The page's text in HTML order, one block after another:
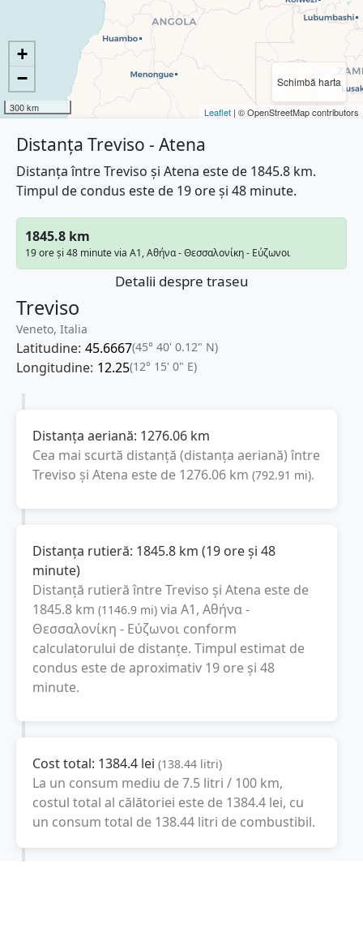
Schimbă harta
+
−
300 km Leaflet | © OpenStreetMap contributors
Distanța Treviso - Atena
Distanța între Treviso și Atena este de 1845.8 km.
Timpul de condus este de 19 ore și 48 minute.
1845.8 km
19 ore și 48 minute via A1, Αθήνα - Θεσσαλονίκη - Εύζωνοι
Detalii despre traseu
Treviso
Veneto, Italia
Latitudine: 45.6667(45° 40' 0.12" N)
Longitudine: 12.25(12° 15' 0" E)
Distanța aeriană: 1276.06 km
Cea mai scurtă distanță (distanța aeriană) între
Treviso și Atena este de 1276.06 km (792.91 mi).
Distanța rutieră: 1845.8 km (19 ore și 48
minute)
Distanță rutieră întreTreviso și Atena este de
1845.8 km (1146.9 mi) via A1, Αθήνα -
Θεσσαλονίκη - Εύζωνοι conform
calculatorului de distanțe. Timpul estimat de
condus este de aproximativ 19 ore și 48
minute.
Cost total: 1384.4 lei (138.44 litri)
La un consum mediu de7.5 litri / 100 km,
costul total al călătoriei este de 1384.4 lei, cu
un consum total de 138.44 litri de combustibil.